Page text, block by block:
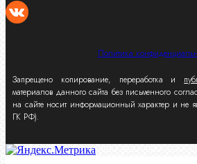
Политика
Запрещено копирование, переработка и
материалов данного сайта без письменного
на сайте носит информационный характер и не
ГК РФ).